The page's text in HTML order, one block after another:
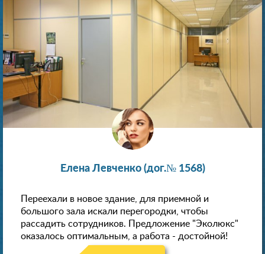
Елена Левченко (дог.№ 1568)
Переехали в новое здание, для приемной и
большого зала искали перегородки, чтобы
рассадить сотрудников. Предложение "Эколюкс"
оказалось оптимальным, а работа - достойной!